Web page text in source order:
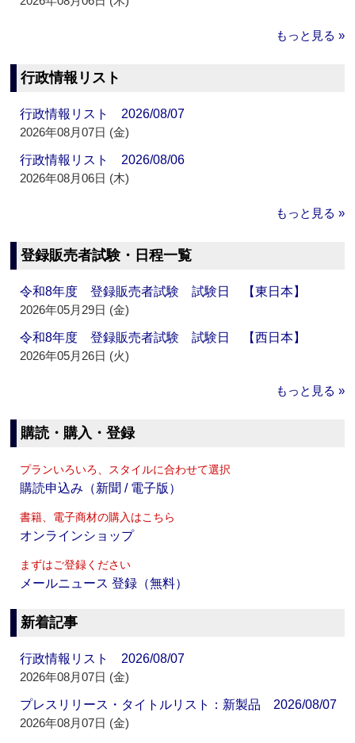
もっと見る »
行政情報リスト
行政情報リスト 2026/08/07
2026年08月07日 (金)
行政情報リスト 2026/08/06
2026年08月06日 (木)
もっと見る »
登録販売者試験・日程一覧
令和8年度 登録販売者試験 試験日 【東日本】
2026年05月29日 (金)
令和8年度 登録販売者試験 試験日 【西日本】
2026年05月26日 (火)
もっと見る »
購読・購入・登録
プランいろいろ、スタイルに合わせて選択
購読申込み（新聞 / 電子版）
書籍、電子商材の購入はこちら
オンラインショップ
まずはご登録ください
メールニュース 登録（無料）
新着記事
行政情報リスト 2026/08/07
2026年08月07日 (金)
プレスリリース・タイトルリスト：新製品 2026/08/07
2026年08月07日 (金)